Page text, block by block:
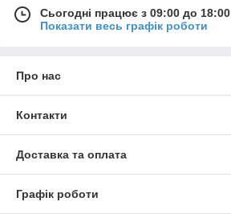
Сьогодні працює з 09:00 до 18:00
Показати весь графік роботи
Про нас
Контакти
Доставка та оплата
Графік роботи